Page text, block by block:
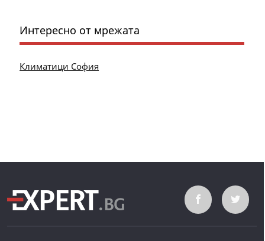
Интересно от мрежата
Климатици София